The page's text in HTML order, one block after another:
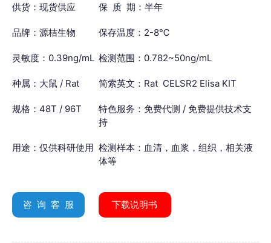
供货：现货供应 保 质 期：半年
品牌：源桔生物 保存温度：2-8℃
灵敏度：0.39ng/mL 检测范围：0.782~50ng/mL
种属：大鼠 / Rat 简索英文：Rat CELSR2 Elisa KIT
规格：48T / 96T
特色服务：免费代测 / 免费提供技术支
持
用途：仅供科研使用 检测样本：血清，血浆，组织，相关液
体等
咨 询 客 服 下载说明书